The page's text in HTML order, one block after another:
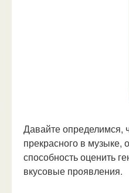
Давайте определимся,
прекрасного в
способность оценить
вкусовые проявления.